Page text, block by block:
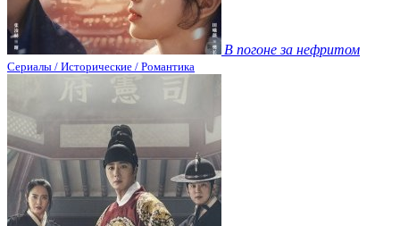
В погоне за нефритом
Сериалы / Исторические / Романтика